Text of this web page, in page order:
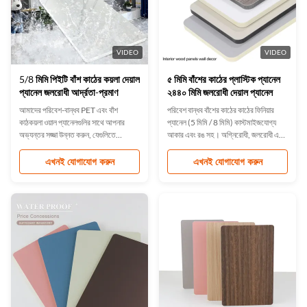
VIDEO
5/8 মিমি পিইটি বাঁশ কাঠের কয়লা দেয়াল
প্যানেল জলরোধী আর্দ্রতা-প্রমাণ
আমাদের পরিবেশ-বান্ধব PET এবং বাঁশ
কাঠকয়লা ওয়াল প্যানেলগুলির সাথে আপনার
অভ্যন্তর সজ্জা উন্নত করুন, যেগুলিতে
জলরোধী, আর্দ্রতা-নিরোধক এবং অগ্নি-
প্রতিরোধী বৈশিষ্ট্য রয়েছে। ISO9001
সার্টিফাইড, এই নমনীয় প্যানেলগুলি সহজ
রঙে আসে। বাড়ি, অফিস এবং বাণিজ্যিক
স্থানগুলির জন্য আদর্শ।
এখনই যোগাযোগ করুন
VIDEO
৫ মিমি বাঁশের কাঠের প্লাস্টিক প্যানেল
২৪৪০ মিমি জলরোধী দেয়াল প্যানেল
পরিবেশ বান্ধব বাঁশের কাঠের কাঠের ফিনিয়ার
প্যানেল (5 মিমি / 8 মিমি) কাস্টমাইজযোগ্য
আকার এবং রঙ সহ। অগ্নিরোধী, জলরোধী এবং
স্ক্র্যাচ-প্রতিরোধী (ই 0 / বি-শংসাপত্রপ্রাপ্ত)
। অফিস, হোটেল এবং বাড়ির জন্য আদর্শ।সহজ
ইনস্টলেশন, নমনীয়, এবং শব্দ শোষক।
এখনই যোগাযোগ করুন